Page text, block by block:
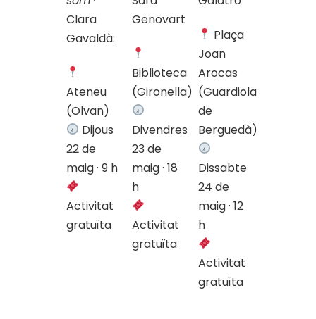
Clara
Gavaldà:
Ateneu
(Olvan)
Dijous
22 de
maig · 9 h
Activitat
gratuïta
Genovart
Biblioteca
(Gironella)
Divendres
23 de
maig · 18
h
Activitat
gratuïta
Plaça
Joan
Arocas
(Guardiola
de
Berguedà)
Dissabte
24 de
maig · 12
h
Activitat
gratuïta